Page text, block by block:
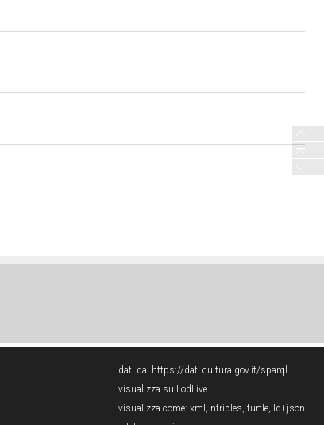
dati da: https://dati.cultura.gov.it/sparql
visualizza su LodLive
visualizza come: xml , ntriples, turtle, ld+json